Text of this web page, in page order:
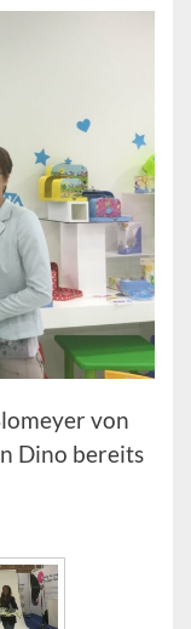
von
Dino bereits